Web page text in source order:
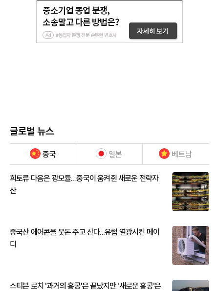
글로벌 뉴스
중국 일본 베트남
희토류 다음은 광모듈…중국이 움켜쥔 새로운 전략자
산
중국산 에어콘을 웃돈 주고 산다...유럽 열광시킨 메이
디
스티븐 로치 '과거의 홍콩'은 끝났지만 '새로운 홍콩'은